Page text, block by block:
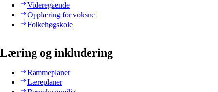
Videregående
Opplæring for voksne
Folkehøgskole
Læring og inkludering
Rammeplaner
Læreplaner